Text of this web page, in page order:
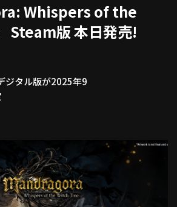
Whispers of the
Steam版 本日発売!
ジタル版が2025年9